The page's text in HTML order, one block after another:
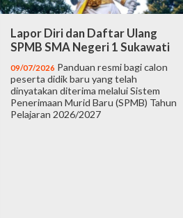
Lapor Diri dan Daftar Ulang
SPMB SMA Negeri 1 Sukawati
09/07/2026 Panduan resmi bagi calon
peserta didik baru yang telah
dinyatakan diterima melalui Sistem
Penerimaan Murid Baru (SPMB) Tahun
Pelajaran 2026/2027